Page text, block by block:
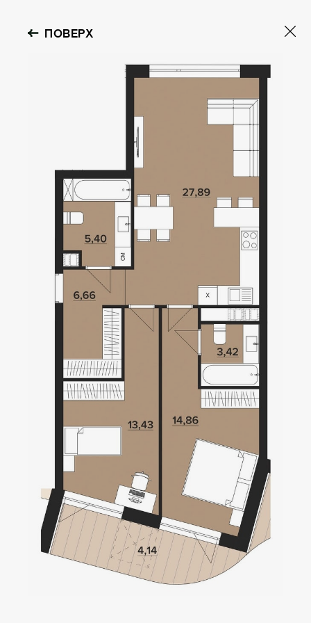
OBOLON HOUSE
Київ, Оболонський р-н
Проєктування
Комплекс складається з
двох будинків — 10 та
9 поверхів, а також трьох
таунхаусів по 3 поверхи.
Багатошаровість проекту
дозволяє йому виглядати,
ПОВЕРХ